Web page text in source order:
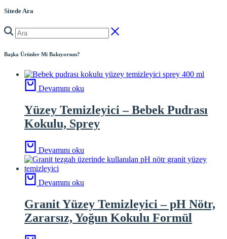
Sitede Ara
Başka Ürünler Mi Bakıyorsun?
Devamını oku
Yüzey Temizleyici – Bebek Pudrası
Kokulu, Sprey
Devamını oku
Devamını oku
Granit Yüzey Temizleyici – pH Nötr,
Zararsız, Yoğun Kokulu Formül